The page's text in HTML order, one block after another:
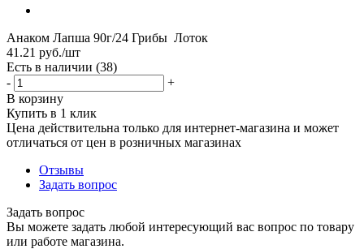
Анаком Лапша 90г/24 Грибы Лоток
41.21 руб./шт
Есть в наличии (38)
-
+
В корзину
Купить в 1 клик
Цена действительна только для интернет-магазина и может
отличаться от цен в розничных магазинах
Отзывы
Задать вопрос
Задать вопрос
Вы можете задать любой интересующий вас вопрос по товару
или работе магазина.